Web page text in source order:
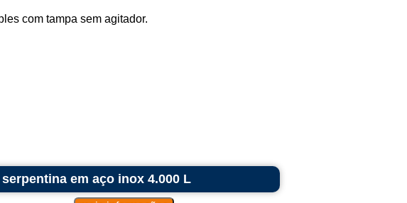
com tampa sem agitador.
em aço inox 4.000 L